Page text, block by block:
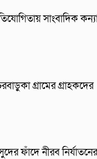
সাংবাদিক
গ্রামের গ্রাহকদের
ফাঁদে নীরব নির্যাতনের